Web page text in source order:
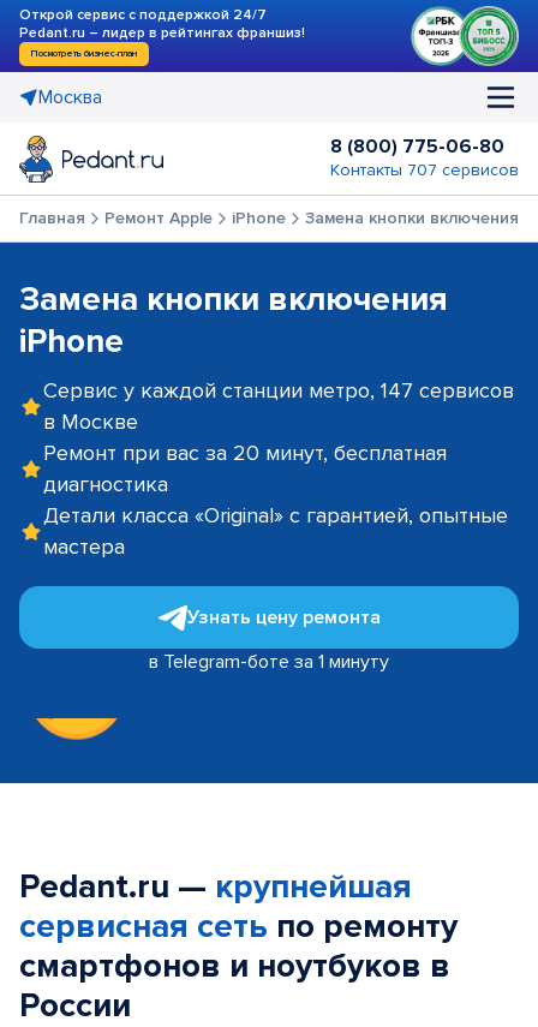
Открой сервис с поддержкой 24/7
Pedant.ru – лидер в рейтингах франшиз!
Посмотреть бизнес-план
Москва
8 (800) 775-06-80
Контакты 707 сервисов
Главная Ремонт Apple iPhone Замена кнопки включения
Замена кнопки включения
iPhone
Сервис у каждой станции метро, 147 сервисов
в Москве
Ремонт при вас за 20 минут, бесплатная
диагностика
Детали класса «Original» с гарантией, опытные
мастера
Узнать цену ремонта
в Telegram-боте за 1 минуту
Pedant.ru — крупнейшая
сервисная сеть по ремонту
смартфонов и ноутбуков в
России